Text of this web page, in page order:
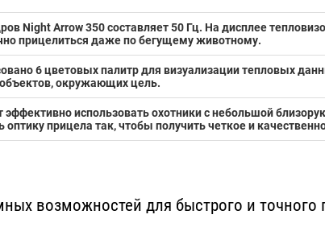
Night Arrow 350 составляет 50 Гц. На дисплее
прицелиться даже по бегущему животному.
6 цветовых палитр для визуализации тепловых
объектов, окружающих цель.
использовать охотники с небольшой
оптику прицела так, чтобы получить четкое и
возможностей для быстрого и точного